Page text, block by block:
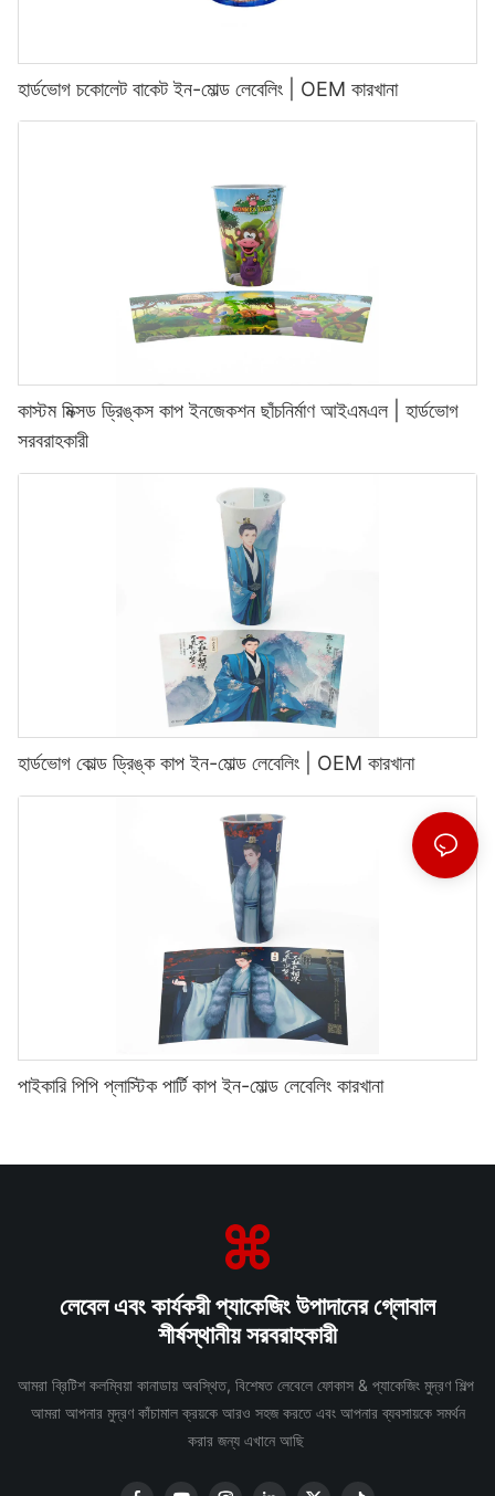
হার্ডভোগ চকোলেট বাকেট ইন-মোল্ড লেবেলিং | OEM কারখানা
কাস্টম মিক্সড ড্রিঙ্কস কাপ ইনজেকশন ছাঁচনির্মাণ আইএমএল | হার্ডভোগ
সরবরাহকারী
হার্ডভোগ কোল্ড ড্রিঙ্ক কাপ ইন-মোল্ড লেবেলিং | OEM কারখানা
পাইকারি পিপি প্লাস্টিক পার্টি কাপ ইন-মোল্ড লেবেলিং কারখানা
লেবেল এবং কার্যকরী প্যাকেজিং উপাদানের গ্লোবাল
শীর্ষস্থানীয় সরবরাহকারী
আমরা ব্রিটিশ কলম্বিয়া কানাডায় অবস্থিত, বিশেষত লেবেলে ফোকাস & প্যাকেজিং মুদ্রণ শিল্প
আমরা আপনার মুদ্রণ কাঁচামাল ক্রয়কে আরও সহজ করতে এবং আপনার ব্যবসায়কে সমর্থন
করার জন্য এখানে আছি